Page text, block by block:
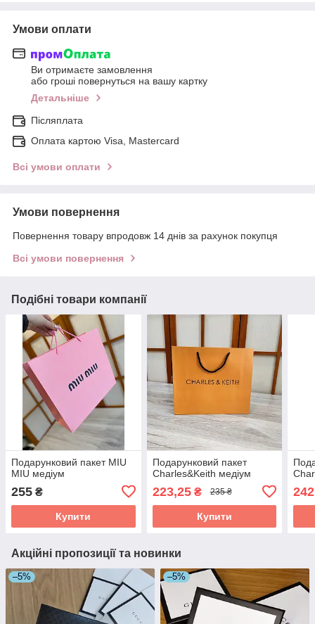
Умови оплати
Ви отримаєте замовлення
або гроші повернуться на вашу картку
Детальніше
Післяплата
Оплата картою Visa, Mastercard
Всі умови оплати
Умови повернення
Повернення товару впродовж 14 днів за рахунок покупця
Всі умови повернення
Подібні товари компанії
Подарунковий пакет MIU
MIU медіум
255 ₴
Купити
Подарунковий пакет
Charles&Keith медіум
223,25₴ 235 ₴
Купити
Акційні пропозиції та новинки
–5% –5%